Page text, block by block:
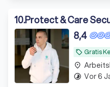
10.Protect & Care
local_offer Gratis
8,4
place
timelapse Vor 6